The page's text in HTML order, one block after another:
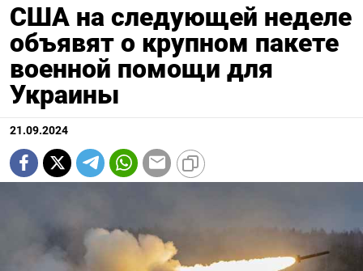
США на следующей неделе
объявят о крупном пакете
военной помощи для
Украины
21.09.2024